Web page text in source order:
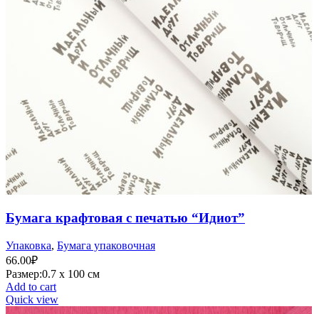
Бумага крафтовая с печатью “Идиот”
Упаковка, Бумага упаковочная
66.00₽
Размер:0.7 х 100 см
Add to cart
Quick view